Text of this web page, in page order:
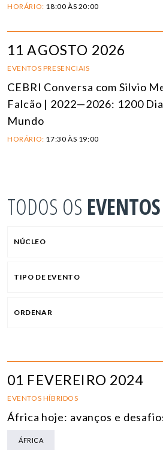
HORÁRIO: 18:00 ÀS 20:00
11 AGOSTO 2026
EVENTOS PRESENCIAIS
CEBRI Conversa com Silvio
Falcão | 2022—2026: 1200
Mundo
HORÁRIO: 17:30 ÀS 19:00
TODOS OS EVENTOS
NÚCLEO
TIPO DE EVENTO
ORDENAR
01 FEVEREIRO 2024
EVENTOS HÍBRIDOS
África hoje: avanços e
ÁFRICA